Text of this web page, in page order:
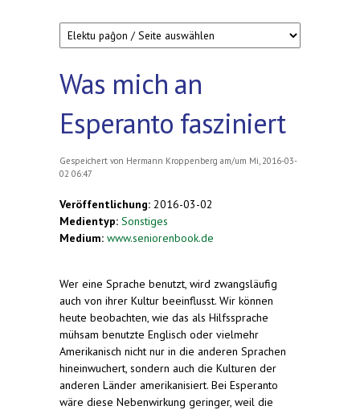
Was mich an
Esperanto fasziniert
Gespeichert von Hermann Kroppenberg am/um Mi, 2016-03-
02 06:47
Veröffentlichung: 2016-03-02
Medientyp: Sonstiges
Medium: www.seniorenbook.de
Wer eine Sprache benutzt, wird zwangsläufig
auch von ihrer Kultur beeinflusst. Wir können
heute beobachten, wie das als Hilfssprache
mühsam benutzte Englisch oder vielmehr
Amerikanisch nicht nur in die anderen Sprachen
hineinwuchert, sondern auch die Kulturen der
anderen Länder amerikanisiert. Bei Esperanto
wäre diese Nebenwirkung geringer, weil die